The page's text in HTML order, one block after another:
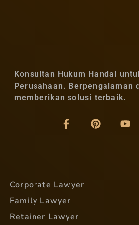
Konsultan Hukum Handal
Perusahaan. Berpengalaman
memberikan solusi terbaik.
Corporate Lawyer
Family Lawyer
Retainer Lawyer